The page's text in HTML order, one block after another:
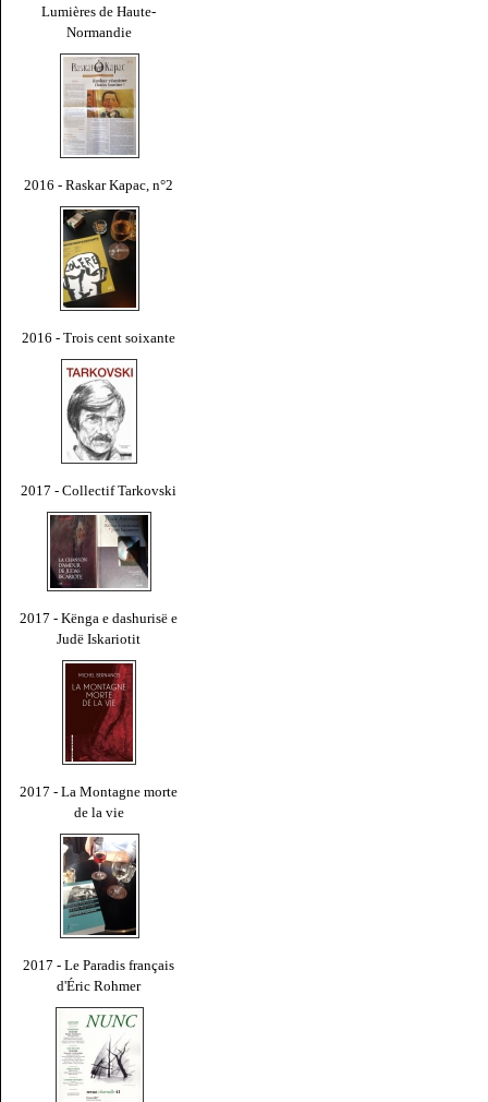
Lumières de Haute-
Normandie
2016 - Raskar Kapac, n°2
2016 - Trois cent soixante
2017 - Collectif Tarkovski
2017 - Kënga e dashurisë e
Judë Iskariotit
2017 - La Montagne morte
de la vie
2017 - Le Paradis français
d'Éric Rohmer